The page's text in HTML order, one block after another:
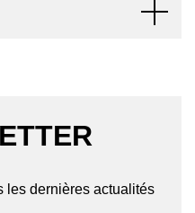
les dernières actualités